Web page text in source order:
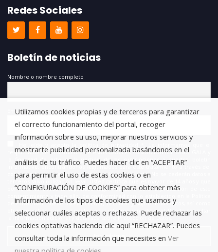
Redes Sociales
Boletín de noticias
Nombre o nombre completo
Email
responsable del tratamiento de estos datos es FUNDACIÓN ANTONIO GALA y
la finalidad de este es la gestión de las suscripciones a nuestro boletín
informativo, encontrándonos legitimados para este tratamiento a través del
consentimiento que nos está otorgando en este acto. No se cederán datos a
terceros salvo obligación legal. Usted certifica que es mayor de 14 años y que
por lo tanto posee la capacidad legal necesaria para la prestación de este
de Privacidad. Puede usted acceder, rectificar y suprimir los datos, así como
otros derechos, como se explica en la información adicional. Puede consultar
la información adicional y detallada sobre Protección de Datos.
Utilizamos cookies propias y de terceros para garantizar
el correcto funcionamiento del portal, recoger
información sobre su uso, mejorar nuestros servicios y
mostrarte publicidad personalizada basándonos en el
análisis de tu tráfico. Puedes hacer clic en “ACEPTAR”
para permitir el uso de estas cookies o en
“CONFIGURACIÓN DE COOKIES” para obtener más
información de los tipos de cookies que usamos y
seleccionar cuáles aceptas o rechazas. Puede rechazar las
cookies optativas haciendo clic aquí “RECHAZAR”. Puedes
consultar toda la información que necesites en Ver